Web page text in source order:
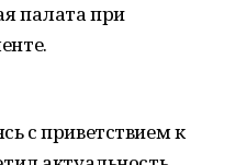
палата при
с приветствием к